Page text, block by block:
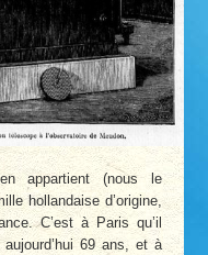
appartient (nous le
hollandaise d’origine,
C’est à Paris qu’il
69 ans, et à